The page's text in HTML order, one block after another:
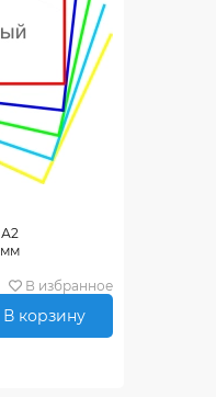
мм
В избранное
В корзину